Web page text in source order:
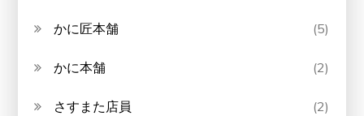
かに匠本舗 (5)
かに本舗 (2)
さすまた店員 (2)